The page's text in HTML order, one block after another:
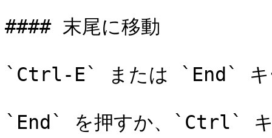
#### 末尾に移動
`Ctrl-E` または `End` キ
`End` を押すか、`Ctrl` キ